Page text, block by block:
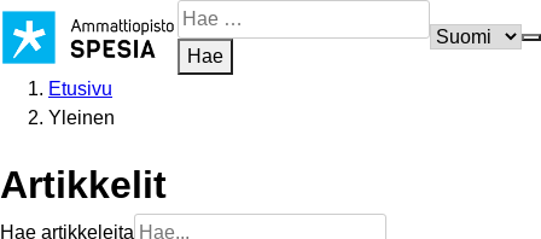
Siirry
sisältöön
Hae
sivustosta
Hae
Etusivu
Yleinen
Artikkelit
Hae artikkeleita